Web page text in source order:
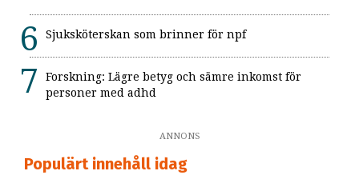
Sjuksköterskan som brinner för npf
Forskning: Lägre betyg och sämre inkomst för
personer med adhd
ANNONS
Populärt innehåll idag